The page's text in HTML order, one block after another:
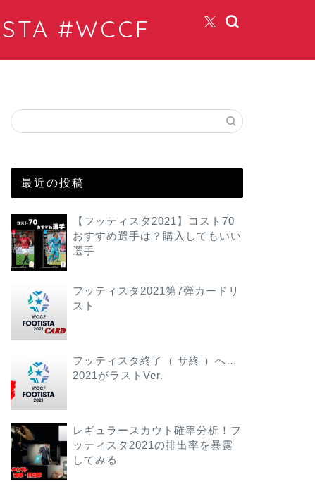
#WCCF
最近の投稿
【フッティスタ2021】コスト70
おすすめ選手は？購入してもいい
選手
フッティスタ2021第7弾カードリ
スト
フッティスタ終了（ サ終 ）へ…
2021がラストVer.
レギュラースカウト確率分析！フ
ッティスタ2021の排出率を暴露
してみる